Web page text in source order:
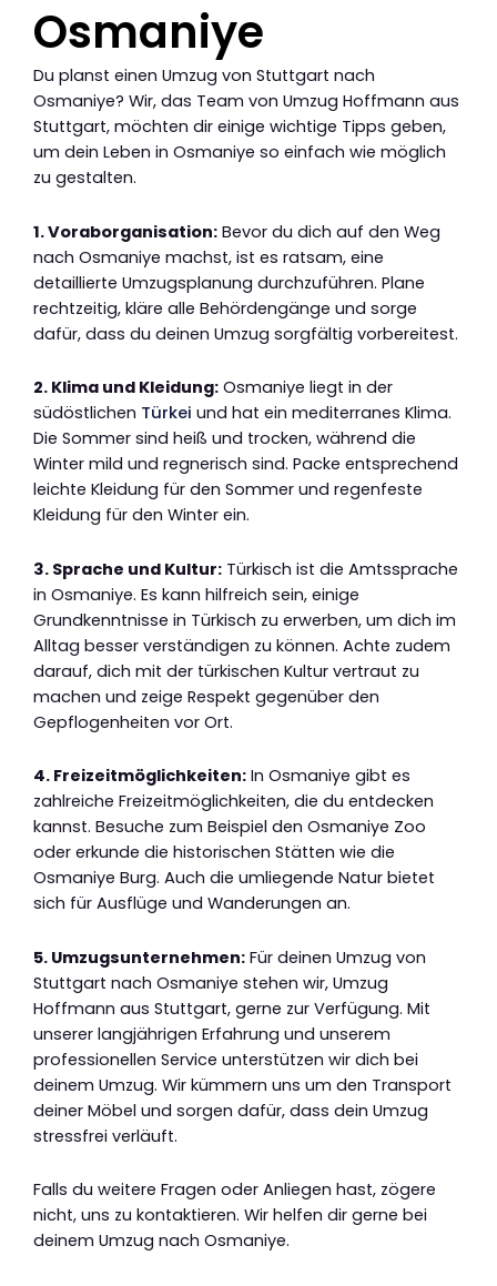
Osmaniye
Du planst einen Umzug von Stuttgart nach
Osmaniye? Wir, das Team von Umzug Hoffmann aus
Stuttgart, möchten dir einige wichtige Tipps geben,
um dein Leben in Osmaniye so einfach wie möglich
zu gestalten.
1. Voraborganisation: Bevor du dich auf den Weg
nach Osmaniye machst, ist es ratsam, eine
detaillierte Umzugsplanung durchzuführen. Plane
rechtzeitig, kläre alle Behördengänge und sorge
dafür, dass du deinen Umzug sorgfältig vorbereitest.
2. Klima und Kleidung: Osmaniye liegt in der
südöstlichen Türkei und hat ein mediterranes Klima.
Die Sommer sind heiß und trocken, während die
Winter mild und regnerisch sind. Packe entsprechend
leichte Kleidung für den Sommer und regenfeste
Kleidung für den Winter ein.
3. Sprache und Kultur: Türkisch ist die Amtssprache
in Osmaniye. Es kann hilfreich sein, einige
Grundkenntnisse in Türkisch zu erwerben, um dich im
Alltag besser verständigen zu können. Achte zudem
darauf, dich mit der türkischen Kultur vertraut zu
machen und zeige Respekt gegenüber den
Gepflogenheiten vor Ort.
4. Freizeitmöglichkeiten: In Osmaniye gibt es
zahlreiche Freizeitmöglichkeiten, die du entdecken
kannst. Besuche zum Beispiel den Osmaniye Zoo
oder erkunde die historischen Stätten wie die
Osmaniye Burg. Auch die umliegende Natur bietet
sich für Ausflüge und Wanderungen an.
5. Umzugsunternehmen: Für deinen Umzug von
Stuttgart nach Osmaniye stehen wir, Umzug
Hoffmann aus Stuttgart, gerne zur Verfügung. Mit
unserer langjährigen Erfahrung und unserem
professionellen Service unterstützen wir dich bei
deinem Umzug. Wir kümmern uns um den Transport
deiner Möbel und sorgen dafür, dass dein Umzug
stressfrei verläuft.
Falls du weitere Fragen oder Anliegen hast, zögere
nicht, uns zu kontaktieren. Wir helfen dir gerne bei
deinem Umzug nach Osmaniye.